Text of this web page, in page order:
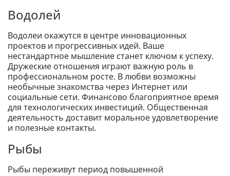
Водолей
Водолеи окажутся в центре инновационных
проектов и прогрессивных идей. Ваше
нестандартное мышление станет ключом к успеху.
Дружеские отношения играют важную роль в
профессиональном росте. В любви возможны
необычные знакомства через Интернет или
социальные сети. Финансово благоприятное время
для технологических инвестиций. Общественная
деятельность доставит моральное удовлетворение
и полезные контакты.
Рыбы
Рыбы переживут период повышенной